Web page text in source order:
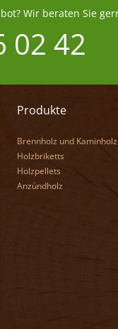
Wir beraten Sie
02 42
Produkte
Brennholz und Kaminholz
Holzbriketts
Holzpellets
Anzündholz